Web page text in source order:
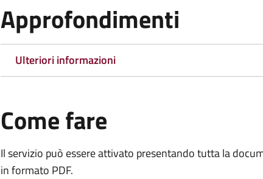
Approfondimenti
Ulteriori informazioni
Come fare
Il servizio può essere attivato presentando tutta la
in formato PDF.